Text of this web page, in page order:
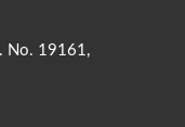
No. 19161,